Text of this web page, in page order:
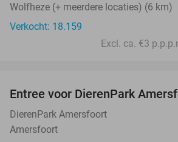
Wolfheze (+ meerdere locaties) (6 km)
Verkocht: 18.159
Excl. ca. €3
Entree voor DierenPark
DierenPark Amersfoort
Amersfoort